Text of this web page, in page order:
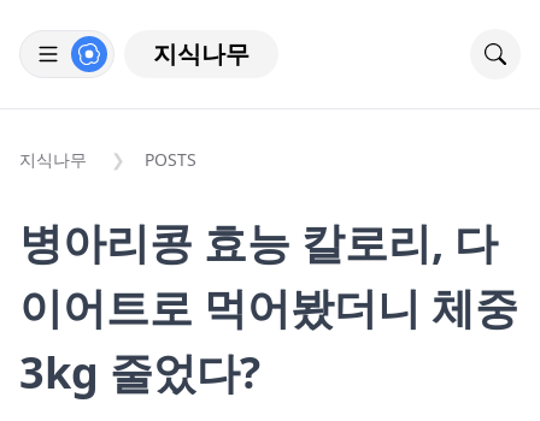
지식나무
지식나무 POSTS
병아리콩 효능 칼로리, 다
이어트로 먹어봤더니 체중
3kg 줄었다?